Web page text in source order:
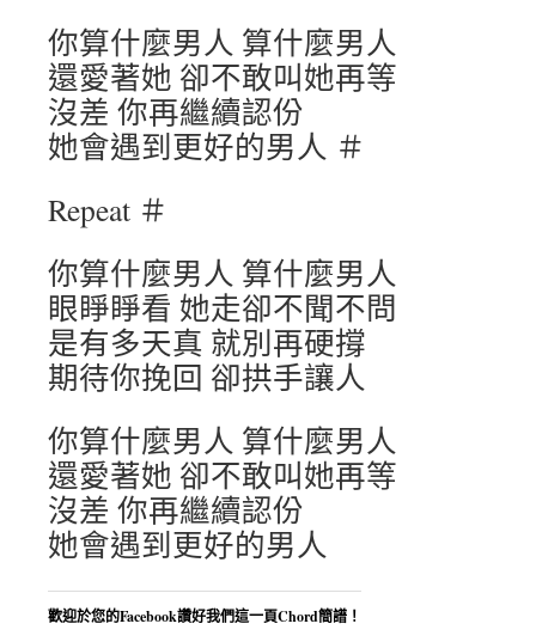
你算什麼男人 算什麼男人
還愛著她 卻不敢叫她再等
沒差 你再繼續認份
她會遇到更好的男人 ＃
Repeat ＃
你算什麼男人 算什麼男人
眼睜睜看 她走卻不聞不問
是有多天真 就別再硬撐
期待你挽回 卻拱手讓人
你算什麼男人 算什麼男人
還愛著她 卻不敢叫她再等
沒差 你再繼續認份
她會遇到更好的男人
歡迎於您的Facebook讚好我們這一頁Chord簡譜！